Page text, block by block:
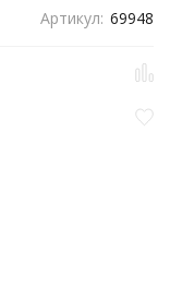
Артикул: 69948